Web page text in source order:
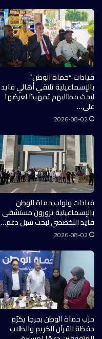
قيادات “حماة الوطن”
بالإسماعيلية تلتقي أهالي فايد
لبحث مطالبهم تمهيدًا لعرضها
على…
2026-08-02
قيادات ونواب حماة الوطن
بالإسماعيلية يزورون مستشفى
فايد التخصصي لبحث سبل دعم…
2026-08-02
حزب حماة الوطن بجرجا يكرّم
حفظة القرآن الكريم والطلاب